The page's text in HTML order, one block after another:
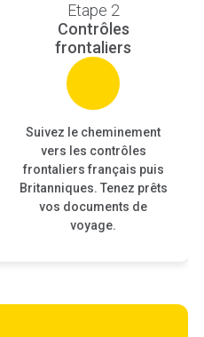
Etape 2
Contrôles
frontaliers
Suivez le cheminement
vers les contrôles
frontaliers français puis
Britanniques. Tenez prêts
vos documents de
voyage.